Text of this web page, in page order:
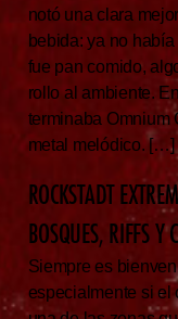
notó una clara
bebida: ya no
fue pan comido,
rollo al ambiente.
terminaba Omnium
metal melódico. […]
ROCKSTADT
BOSQUES, RIFFS Y
Siempre es
especialmente si el